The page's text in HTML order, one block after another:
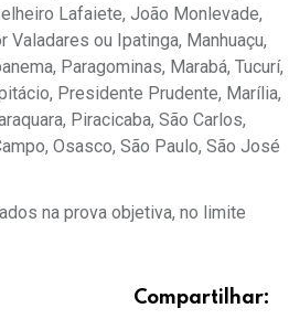
Lafaiete, João Monlevade,
ou Ipatinga, Manhuaçu,
Paragominas, Marabá, Tucurí,
Presidente Prudente, Marília,
Piracicaba, São Carlos,
Osasco, São Paulo, São José
na prova objetiva, no limite
Compartilhar: